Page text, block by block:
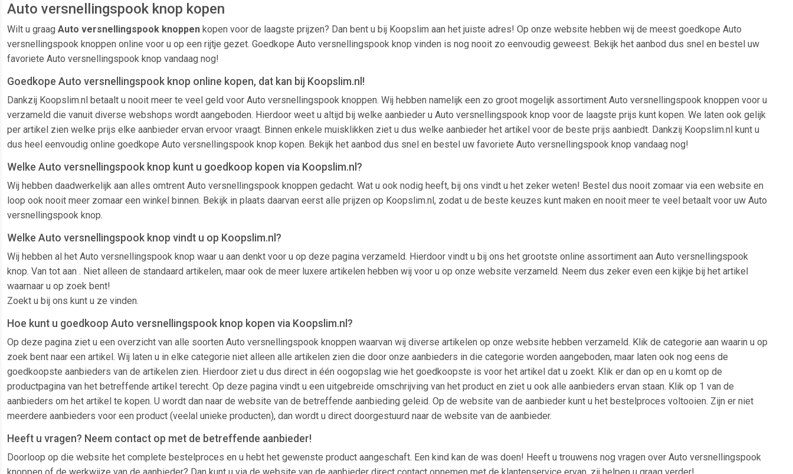
Auto versnellingspook knop kopen
Wilt u graag Auto versnellingspook knoppen kopen voor de laagste prijzen? Dan bent u bij Koopslim aan het juiste adres! Op onze website hebben wij de meest goedkope Auto
versnellingspook knoppen online voor u op een rijtje gezet. Goedkope Auto versnellingspook knop vinden is nog nooit zo eenvoudig geweest. Bekijk het aanbod dus snel en bestel uw
favoriete Auto versnellingspook knop vandaag nog!
Goedkope Auto versnellingspook knop online kopen, dat kan bij Koopslim.nl!
Dankzij Koopslim.nl betaalt u nooit meer te veel geld voor Auto versnellingspook knoppen. Wij hebben namelijk een zo groot mogelijk assortiment Auto versnellingspook knoppen voor u
verzameld die vanuit diverse webshops wordt aangeboden. Hierdoor weet u altijd bij welke aanbieder u Auto versnellingspook knop voor de laagste prijs kunt kopen. We laten ook gelijk
per artikel zien welke prijs elke aanbieder ervan ervoor vraagt. Binnen enkele muisklikken ziet u dus welke aanbieder het artikel voor de beste prijs aanbiedt. Dankzij Koopslim.nl kunt u
dus heel eenvoudig online goedkope Auto versnellingspook knop kopen. Bekijk het aanbod dus snel en bestel uw favoriete Auto versnellingspook knop vandaag nog!
Welke Auto versnellingspook knop kunt u goedkoop kopen via Koopslim.nl?
Wij hebben daadwerkelijk aan alles omtrent Auto versnellingspook knoppen gedacht. Wat u ook nodig heeft, bij ons vindt u het zeker weten! Bestel dus nooit zomaar via een website en
loop ook nooit meer zomaar een winkel binnen. Bekijk in plaats daarvan eerst alle prijzen op Koopslim.nl, zodat u de beste keuzes kunt maken en nooit meer te veel betaalt voor uw Auto
versnellingspook knop.
Welke Auto versnellingspook knop vindt u op Koopslim.nl?
Wij hebben al het Auto versnellingspook knop waar u aan denkt voor u op deze pagina verzameld. Hierdoor vindt u bij ons het grootste online assortiment aan Auto versnellingspook
knop. Van tot aan . Niet alleen de standaard artikelen, maar ook de meer luxere artikelen hebben wij voor u op onze website verzameld. Neem dus zeker even een kijkje bij het artikel
waarnaar u op zoek bent!
Zoekt u bij ons kunt u ze vinden.
Hoe kunt u goedkoop Auto versnellingspook knop kopen via Koopslim.nl?
Op deze pagina ziet u een overzicht van alle soorten Auto versnellingspook knoppen waarvan wij diverse artikelen op onze website hebben verzameld. Klik de categorie aan waarin u op
zoek bent naar een artikel. Wij laten u in elke categorie niet alleen alle artikelen zien die door onze aanbieders in die categorie worden aangeboden, maar laten ook nog eens de
goedkoopste aanbieders van de artikelen zien. Hierdoor ziet u dus direct in één oogopslag wie het goedkoopste is voor het artikel dat u zoekt. Klik er dan op en u komt op de
productpagina van het betreffende artikel terecht. Op deze pagina vindt u een uitgebreide omschrijving van het product en ziet u ook alle aanbieders ervan staan. Klik op 1 van de
aanbieders om het artikel te kopen. U wordt dan naar de website van de betreffende aanbieding geleid. Op de website van de aanbieder kunt u het bestelproces voltooien. Zijn er niet
meerdere aanbieders voor een product (veelal unieke producten), dan wordt u direct doorgestuurd naar de website van de aanbieder.
Heeft u vragen? Neem contact op met de betreffende aanbieder!
Doorloop op die website het complete bestelproces en u hebt het gewenste product aangeschaft. Een kind kan de was doen! Heeft u trouwens nog vragen over Auto versnellingspook